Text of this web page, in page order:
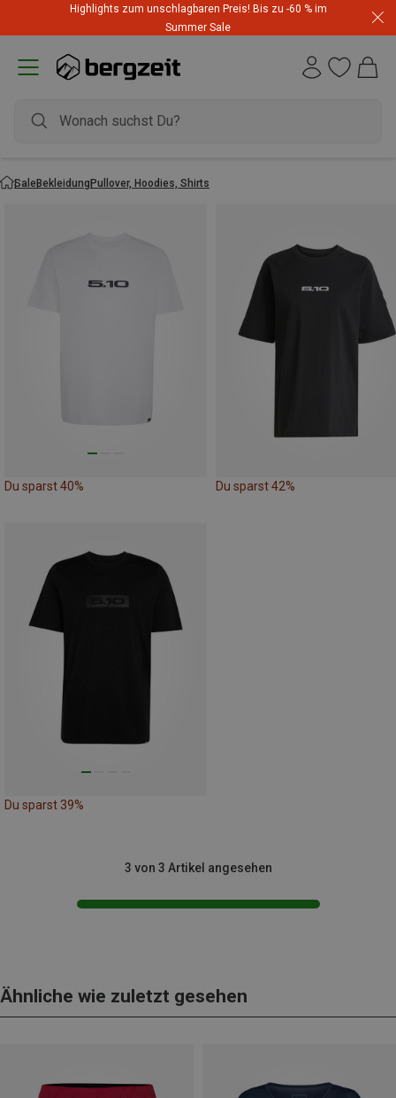
Highlights zum unschlagbaren Preis! Bis zu -60 % im
Summer Sale
SaleBekleidungPullover, Hoodies, Shirts
Du sparst 40% Du sparst 42%
Du sparst 39%
3 von 3 Artikel angesehen
Ähnliche wie zuletzt gesehen